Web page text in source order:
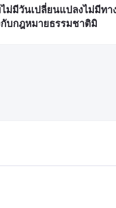
ม่มีวันเปลี่ยนแปลงไม่มีทา
บกฎหมายธรรมชาติมิ